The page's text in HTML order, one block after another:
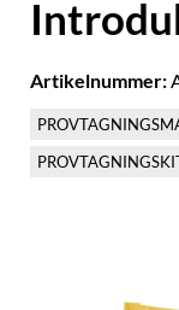
Artikelnummer: